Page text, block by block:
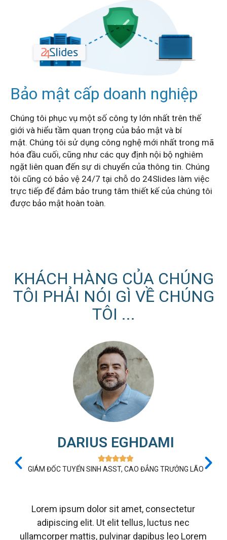
Bảo mật cấp doanh nghiệp
Chúng tôi phục vụ một số công ty lớn nhất trên thế
giới và hiểu tầm quan trọng của bảo mật và bí
mật. Chúng tôi sử dụng công nghệ mới nhất trong mã
hóa đầu cuối, cũng như các quy định nội bộ nghiêm
ngặt liên quan đến sự di chuyển của thông tin. Chúng
tôi cũng có bảo vệ 24/7 tại chỗ do 24Slides làm việc
trực tiếp để đảm bảo trung tâm thiết kế của chúng tôi
được bảo mật hoàn toàn.
KHÁCH HÀNG CỦA CHÚNG
TÔI PHẢI NÓI GÌ VỀ CHÚNG
TÔI ...
DARIUS EGHDAMI

GIÁM ĐỐC TUYỂN SINH ASST, CAO ĐẲNG TRƯỞNG LÃO
Lorem ipsum dolor sit amet, consectetur
adipiscing elit. Ut elit tellus, luctus nec
ullamcorper mattis, pulvinar dapibus leo Lorem